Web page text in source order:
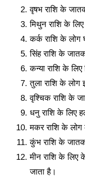
वृषभ राशि के
मिथुन राशि के
कर्क राशि के लोग
सिंह राशि के
कन्या राशि के
तुला राशि के लोग
वृश्चिक राशि के
धनु राशि के लिए
मकर राशि के
कुंभ राशि के
मीन राशि के लिए
जाता है।